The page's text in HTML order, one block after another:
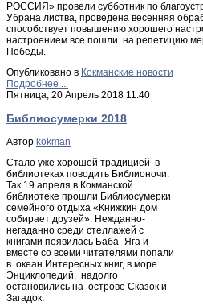
РОССИЯ» провели субботник по
Убрана листва, проведена весенняя
способствует повышению хорошего
настроением все пошли на репетицию
Победы.
Опубликовано в Кокманские новости
Подробнее ...
Пятница, 20 Апрель 2018 11:40
Библиосумерки 2018
Автор kokman
Стало уже хорошей традицией в
библиотеках поводить Библионочи.
Так 19 апреля в Кокманской
библиотеке прошли Библиосумерки
семейного отдыха «Книжкин дом
собирает друзей». Нежданно-
негаданно среди стеллажей с
книгами появилась Баба- Яга и
вместе со всеми читателями попали
в океан Интересных книг, в море
Энциклопедий, надолго
остановились на острове Сказок и
Загадок.